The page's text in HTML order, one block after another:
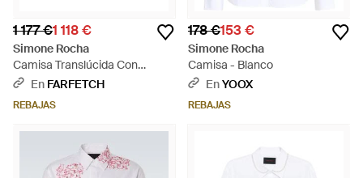
1 177 €1 118 €
Simone Rocha
Camisa Translúcida Con
Bordado Floral - Negro
En FARFETCH
REBAJAS
178 €153 €
Simone Rocha
Camisa - Blanco
EnYOOX
REBAJAS